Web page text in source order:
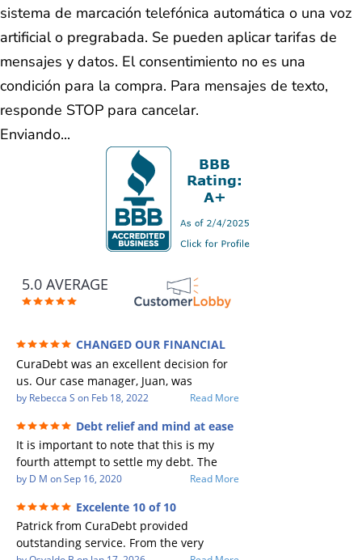
sistema de marcación telefónica automática o una voz
artificial o pregrabada. Se pueden aplicar tarifas de
mensajes y datos. El consentimiento no es una
condición para la compra. Para mensajes de texto,
responde STOP para cancelar.
Enviando...
5.0 AVERAGE
CHANGED OUR FINANCIAL
FUTURE (credit 200 Points / 90 K in debt
GONE)
CuraDebt was an excellent decision for
us. Our case manager, Juan, was
incredible to work with. He and Julio
Every communication was quickly
responded to and all of our questions
were answered. We were able to clear
up in excess of 90 K in debt in a few
years with a manageable payment.
CuraDebt gave us the opportunity to
start over and do things the right way.
The collection calls ALL stopped,
by Rebecca S on Feb 18, 2022 Read More
Debt relief and mind at ease
It is important to note that this is my
fourth attempt to settle my debt. The
first debt settlement company gave me
a debtor listing me as a charge off on my
credit report, even though they are paid
to date and I am making payments. The
by D M onSep 16, 2020 Read More
Excelente 10 of 10
Patrick from CuraDebt provided
outstanding service. From the very